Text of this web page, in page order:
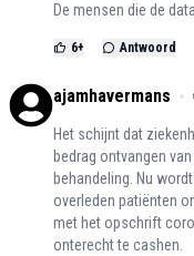
De mensen die de
6+ Antwoord
ajamhavermans
Het schijnt dat
bedrag ontvangen
behandeling. Nu
overleden patiënten
met het opschrift
onterecht te cashen.